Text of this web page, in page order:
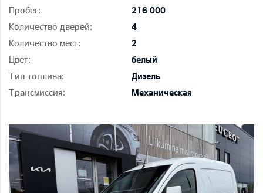
Пробег:
216 000
Количество дверей:
4
Количество мест:
2
Цвет:
белый
Тип топлива:
Дизель
Трансмиссия:
Механическая